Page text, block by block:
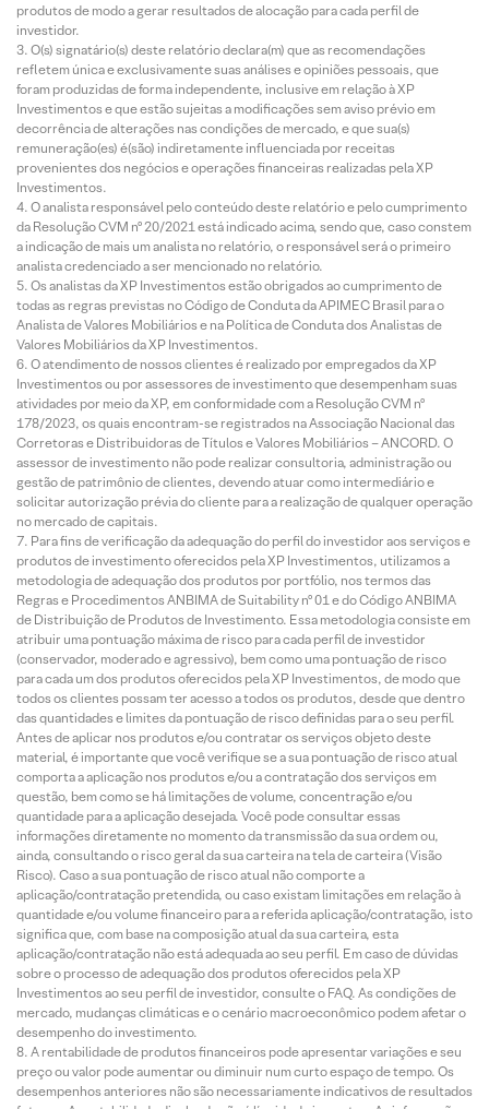
produtos de modo a gerar resultados de alocação para cada perfil de
investidor.
O(s) signatário(s) deste relatório declara(m) que as recomendações
refletem única e exclusivamente suas análises e opiniões pessoais, que
foram produzidas de forma independente, inclusive em relação à XP
Investimentos e que estão sujeitas a modificações sem aviso prévio em
decorrência de alterações nas condições de mercado, e que sua(s)
remuneração(es) é(são) indiretamente influenciada por receitas
provenientes dos negócios e operações financeiras realizadas pela XP
Investimentos.
O analista responsável pelo conteúdo deste relatório e pelo cumprimento
da Resolução CVM nº 20/2021 está indicado acima, sendo que, caso constem
a indicação de mais um analista no relatório, o responsável será o primeiro
analista credenciado a ser mencionado no relatório.
Os analistas da XP Investimentos estão obrigados ao cumprimento de
todas as regras previstas no Código de Conduta da APIMEC Brasil para o
Analista de Valores Mobiliários e na Política de Conduta dos Analistas de
Valores Mobiliários da XP Investimentos.
O atendimento de nossos clientes é realizado por empregados da XP
Investimentos ou por assessores de investimento que desempenham suas
atividades por meio da XP, em conformidade com a Resolução CVM nº
178/2023, os quais encontram-se registrados na Associação Nacional das
Corretoras e Distribuidoras de Títulos e Valores Mobiliários – ANCORD. O
assessor de investimento não pode realizar consultoria, administração ou
gestão de patrimônio de clientes, devendo atuar como intermediário e
solicitar autorização prévia do cliente para a realização de qualquer operação
no mercado de capitais.
Para fins de verificação da adequação do perfil do investidor aos serviços e
produtos de investimento oferecidos pela XP Investimentos, utilizamos a
metodologia de adequação dos produtos por portfólio, nos termos das
Regras e Procedimentos ANBIMA de Suitability nº 01 e do Código ANBIMA
de Distribuição de Produtos de Investimento. Essa metodologia consiste em
atribuir uma pontuação máxima de risco para cada perfil de investidor
(conservador, moderado e agressivo), bem como uma pontuação de risco
para cada um dos produtos oferecidos pela XP Investimentos, de modo que
todos os clientes possam ter acesso a todos os produtos, desde que dentro
das quantidades e limites da pontuação de risco definidas para o seu perfil.
Antes de aplicar nos produtos e/ou contratar os serviços objeto deste
material, é importante que você verifique se a sua pontuação de risco atual
comporta a aplicação nos produtos e/ou a contratação dos serviços em
questão, bem como se há limitações de volume, concentração e/ou
quantidade para a aplicação desejada. Você pode consultar essas
informações diretamente no momento da transmissão da sua ordem ou,
ainda, consultando o risco geral da sua carteira na tela de carteira (Visão
Risco). Caso a sua pontuação de risco atual não comporte a
aplicação/contratação pretendida, ou caso existam limitações em relação à
quantidade e/ou volume financeiro para a referida aplicação/contratação, isto
significa que, com base na composição atual da sua carteira, esta
aplicação/contratação não está adequada ao seu perfil. Em caso de dúvidas
sobre o processo de adequação dos produtos oferecidos pela XP
Investimentos ao seu perfil de investidor, consulte o FAQ. As condições de
mercado, mudanças climáticas e o cenário macroeconômico podem afetar o
desempenho do investimento.
A rentabilidade de produtos financeiros pode apresentar variações e seu
preço ou valor pode aumentar ou diminuir num curto espaço de tempo. Os
desempenhos anteriores não são necessariamente indicativos de resultados